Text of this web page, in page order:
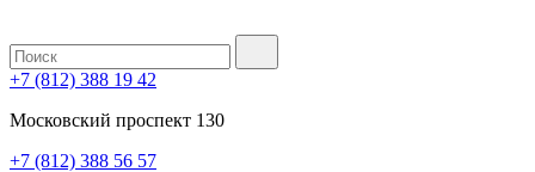
+7 (812) 388 19 42
Московский проспект 130
+7 (812) 388 56 57